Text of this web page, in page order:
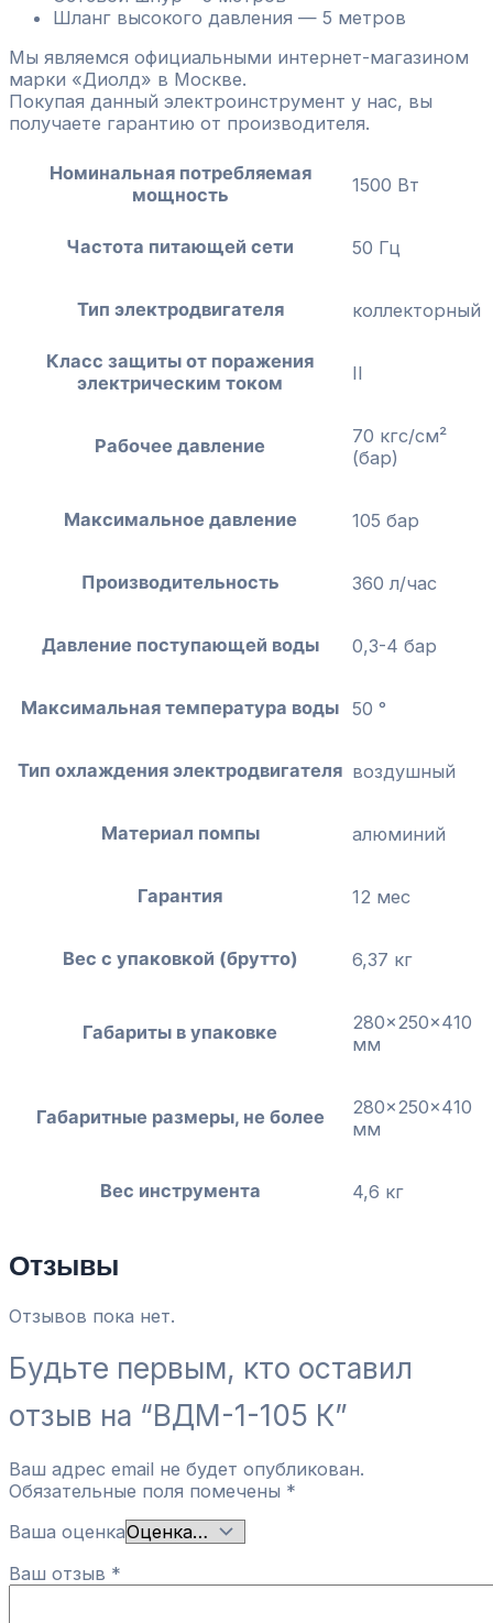
Шланг высокого давления — 5 метров
Мы являемся официальными интернет-магазином
марки «Диолд» в Москве.
Покупая данный электроинструмент у нас, вы
получаете гарантию от производителя.
Номинальная потребляемая
мощность
1500 Вт
Частота питающей сети 50 Гц
Тип электродвигателя коллекторный
Класс защиты от поражения
электрическим током
II
Рабочее давление
70 кгс/см²
(бар)
Максимальное давление 105 бар
Производительность 360 л/час
Давление поступающей воды 0,3-4 бар
Максимальная температура воды 50 °
Тип охлаждения электродвигателя воздушный
Материал помпы алюминий
Гарантия 12 мес
Вес с упаковкой (брутто) 6,37 кг
Габариты в упаковке
280x250x410
мм
Габаритные размеры, не более
280x250x410
мм
Вес инструмента 4,6 кг
Отзывы
Отзывов пока нет.
Будьте первым, кто оставил
отзыв на “ВДМ-1-105 К”
Ваш адрес email не будет опубликован.
Обязательные поля помечены *
Ваша оценка
Ваш отзыв *